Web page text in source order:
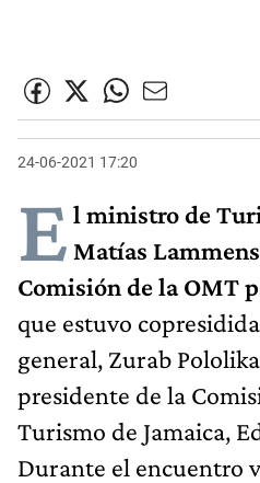
24-06-2021 17:20
E l ministro de
Matías
Comisión de la OMT
que estuvo
general, Zurab
presidente de la
Turismo de Jamaica,
Durante el encuentro